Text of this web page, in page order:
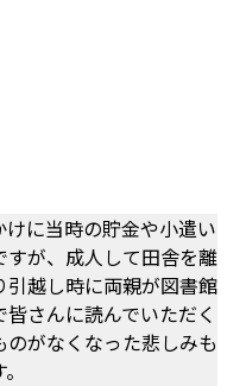
に当時の貯金や小遣い
が、成人して田舎を離
越し時に両親が図書館
さんに読んでいただく
がなくなった悲しみも